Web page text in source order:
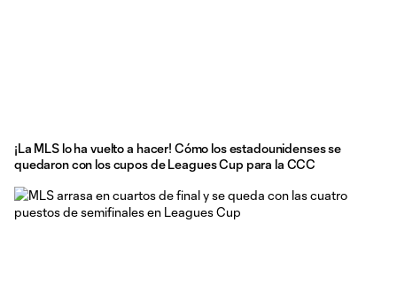
¡La MLS lo ha vuelto a hacer! Cómo los estadounidenses se
quedaron con los cupos de Leagues Cup para la CCC